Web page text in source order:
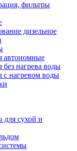
фильтры
дизельное
автономные
нагрева воды
с нагревом воды
для сухой и